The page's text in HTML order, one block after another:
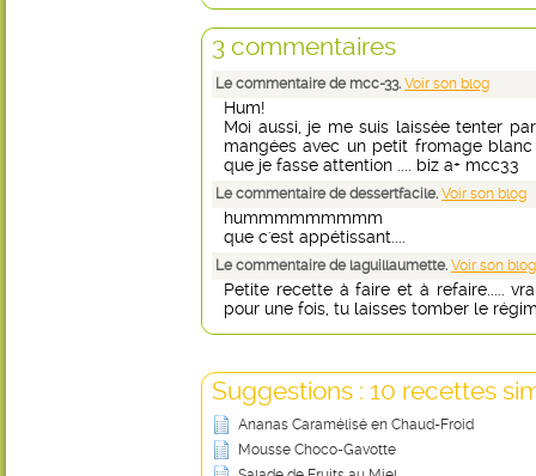
3 commentaires
Le commentaire de mcc-33. Voir son blog
Hum!
Moi aussi, je me suis laissée tenter
mangées avec un petit fromage
que je fasse attention .... biz a+ mcc33
Le commentaire de dessertfacile. Voir son blog
hummmmmmmmm
que c'est appétissant....
Le commentaire de laguillaumette. Voir son blog
Petite recette à faire et à refaire.....
pour une fois, tu laisses tomber le
Suggestions : 10 recettes
Ananas Caramélisé en Chaud-Froid
Mousse Choco-Gavotte